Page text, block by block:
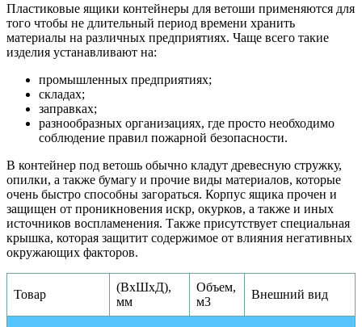
Пластиковые ящики контейнеры для ветоши применяются для
того чтобы не длительный период времени хранить
материалы на различных предприятиях. Чаще всего такие
изделия устанавливают на:
промышленных предприятиях;
складах;
заправках;
разнообразных организациях, где просто необходимо
соблюдение правил пожарной безопасности.
В контейнер под ветошь обычно кладут древесную стружку,
опилки, а также бумагу и прочие виды материалов, которые
очень быстро способны загораться. Корпус ящика прочен и
защищен от проникновения искр, окурков, а также и иных
источников воспламенения. Также присутствует специальная
крышка, которая защитит содержимое от влияния негативных
окружающих факторов.
Товар
(ВхШхД),
мм
Объем,
м3
Внешний вид